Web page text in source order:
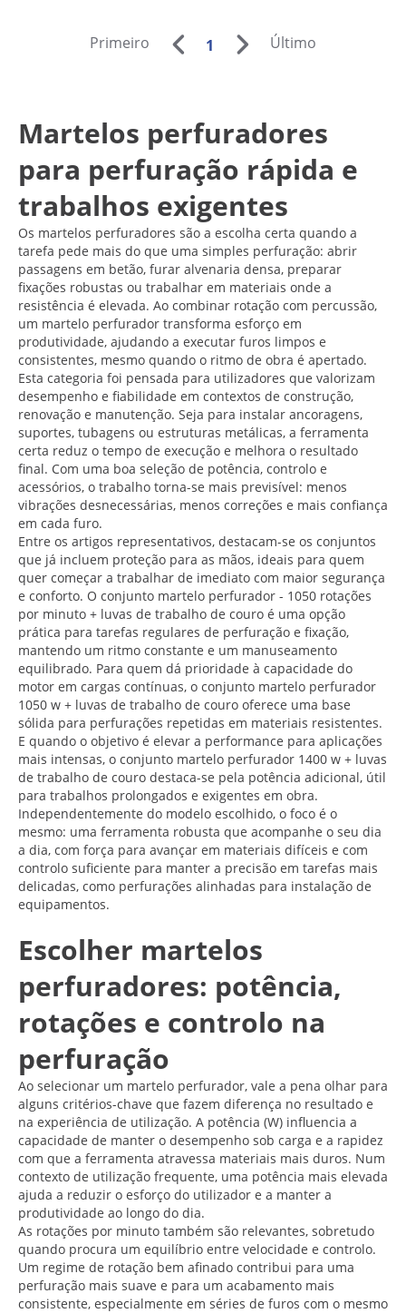
Primeiro 1 Último
Martelos perfuradores
para perfuração rápida e
trabalhos exigentes
Os martelos perfuradores são a escolha certa quando a
tarefa pede mais do que uma simples perfuração: abrir
passagens em betão, furar alvenaria densa, preparar
fixações robustas ou trabalhar em materiais onde a
resistência é elevada. Ao combinar rotação com percussão,
um martelo perfurador transforma esforço em
produtividade, ajudando a executar furos limpos e
consistentes, mesmo quando o ritmo de obra é apertado.
Esta categoria foi pensada para utilizadores que valorizam
desempenho e fiabilidade em contextos de construção,
renovação e manutenção. Seja para instalar ancoragens,
suportes, tubagens ou estruturas metálicas, a ferramenta
certa reduz o tempo de execução e melhora o resultado
final. Com uma boa seleção de potência, controlo e
acessórios, o trabalho torna-se mais previsível: menos
vibrações desnecessárias, menos correções e mais confiança
em cada furo.
Entre os artigos representativos, destacam-se os conjuntos
que já incluem proteção para as mãos, ideais para quem
quer começar a trabalhar de imediato com maior segurança
e conforto. O conjunto martelo perfurador - 1050 rotações
por minuto + luvas de trabalho de couro é uma opção
prática para tarefas regulares de perfuração e fixação,
mantendo um ritmo constante e um manuseamento
equilibrado. Para quem dá prioridade à capacidade do
motor em cargas contínuas, o conjunto martelo perfurador
1050 w + luvas de trabalho de couro oferece uma base
sólida para perfurações repetidas em materiais resistentes.
E quando o objetivo é elevar a performance para aplicações
mais intensas, o conjunto martelo perfurador 1400 w + luvas
de trabalho de couro destaca-se pela potência adicional, útil
para trabalhos prolongados e exigentes em obra.
Independentemente do modelo escolhido, o foco é o
mesmo: uma ferramenta robusta que acompanhe o seu dia
a dia, com força para avançar em materiais difíceis e com
controlo suficiente para manter a precisão em tarefas mais
delicadas, como perfurações alinhadas para instalação de
equipamentos.
Escolher martelos
perfuradores: potência,
rotações e controlo na
perfuração
Ao selecionar um martelo perfurador, vale a pena olhar para
alguns critérios-chave que fazem diferença no resultado e
na experiência de utilização. A potência (W) influencia a
capacidade de manter o desempenho sob carga e a rapidez
com que a ferramenta atravessa materiais mais duros. Num
contexto de utilização frequente, uma potência mais elevada
ajuda a reduzir o esforço do utilizador e a manter a
produtividade ao longo do dia.
As rotações por minuto também são relevantes, sobretudo
quando procura um equilíbrio entre velocidade e controlo.
Um regime de rotação bem afinado contribui para uma
perfuração mais suave e para um acabamento mais
consistente, especialmente em séries de furos com o mesmo